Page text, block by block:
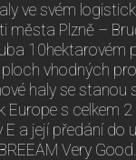
ve svém
města Plzně –
10hektarovém
vhodných
haly se
Europe s celkem
a její předání do
Very Good.